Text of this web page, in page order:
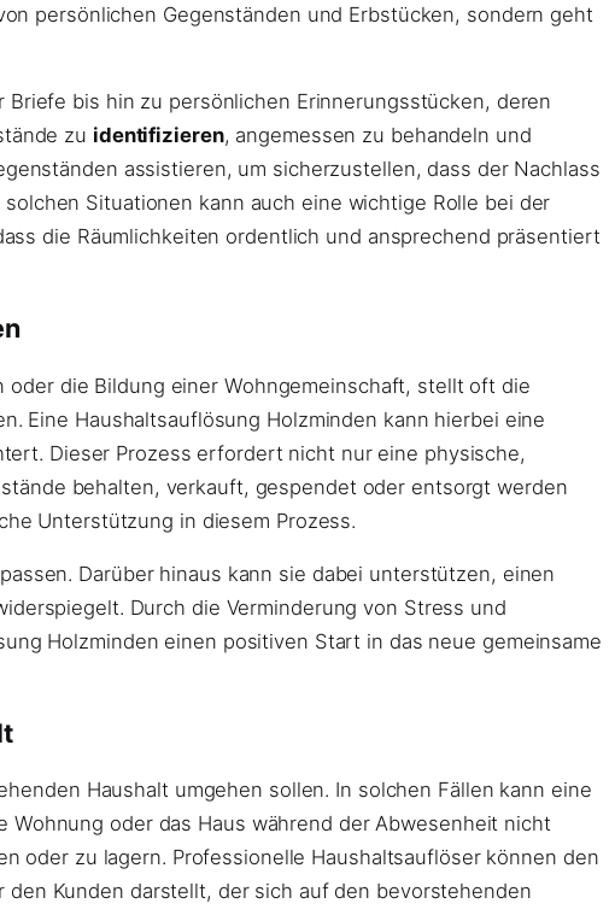
persönlichen Gegenständen und Erbstücken, sondern geht
bis hin zu persönlichen Erinnerungsstücken, deren
zu identifizieren, angemessen zu behandeln und
assistieren, um sicherzustellen, dass der Nachlass
Situationen kann auch eine wichtige Rolle bei der
die Räumlichkeiten ordentlich und ansprechend präsentiert
oder die Bildung einer Wohngemeinschaft, stellt oft die
Eine Haushaltsauflösung Holzminden kann hierbei eine
Dieser Prozess erfordert nicht nur eine physische,
behalten, verkauft, gespendet oder entsorgt werden
Unterstützung in diesem Prozess.
Darüber hinaus kann sie dabei unterstützen, einen
Durch die Verminderung von Stress und
Holzminden einen positiven Start in das neue gemeinsame
Haushalt umgehen sollen. In solchen Fällen kann eine
oder das Haus während der Abwesenheit nicht
oder zu lagern. Professionelle Haushaltsauflöser können den
Kunden darstellt, der sich auf den bevorstehenden